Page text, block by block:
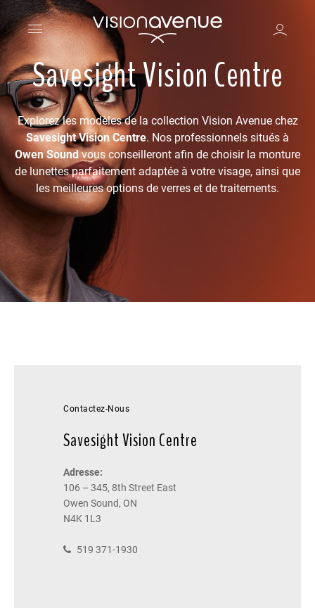
Savesight Vision Centre
Explorez les modèles de la collection Vision Avenue chez
Savesight Vision Centre. Nos professionnels situés à
Owen Soundvous conseilleront afin de choisir la monture
de lunettes parfaitement adaptée à votre visage, ainsi que
les meilleures options de verres et de traitements.
Contactez-Nous
Savesight Vision Centre
Adresse:
106 – 345, 8th Street East
Owen Sound, ON
N4K 1L3
519 371-1930